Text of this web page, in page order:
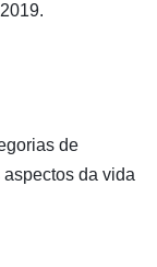
de
da vida